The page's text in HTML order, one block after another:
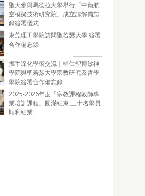
聖大參與馬德拉大學舉行「中葡航
空模擬技術研究院」成立諒解備忘
錄簽署儀式
東莞理工學院訪問聖若瑟大學 簽署
合作備忘錄
攜手深化學術交流｜輔仁聖博敏神
學院與聖若瑟大學宗教研究及哲學
學院簽署合作備忘錄
2025-2026年度「宗教課程教師專
業培訓課程」圓滿結束 三十名學員
順利結業